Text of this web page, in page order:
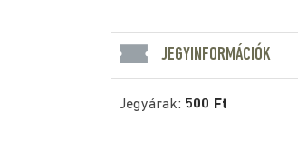
JEGYINFORMÁCIÓK
Jegyárak: 500 Ft